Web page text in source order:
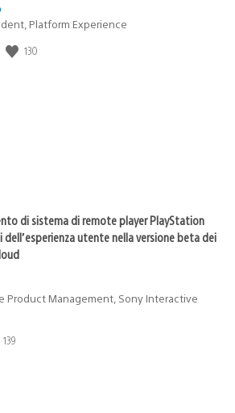
Platform Experience
130
di sistema di remote player PlayStation
utente nella versione beta dei
Product Management, Sony Interactive
139